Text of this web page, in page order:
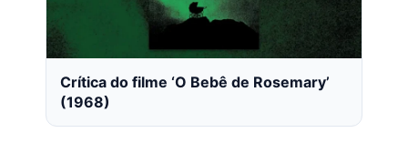
Crítica do filme ‘O Bebê de Rosemary’
(1968)